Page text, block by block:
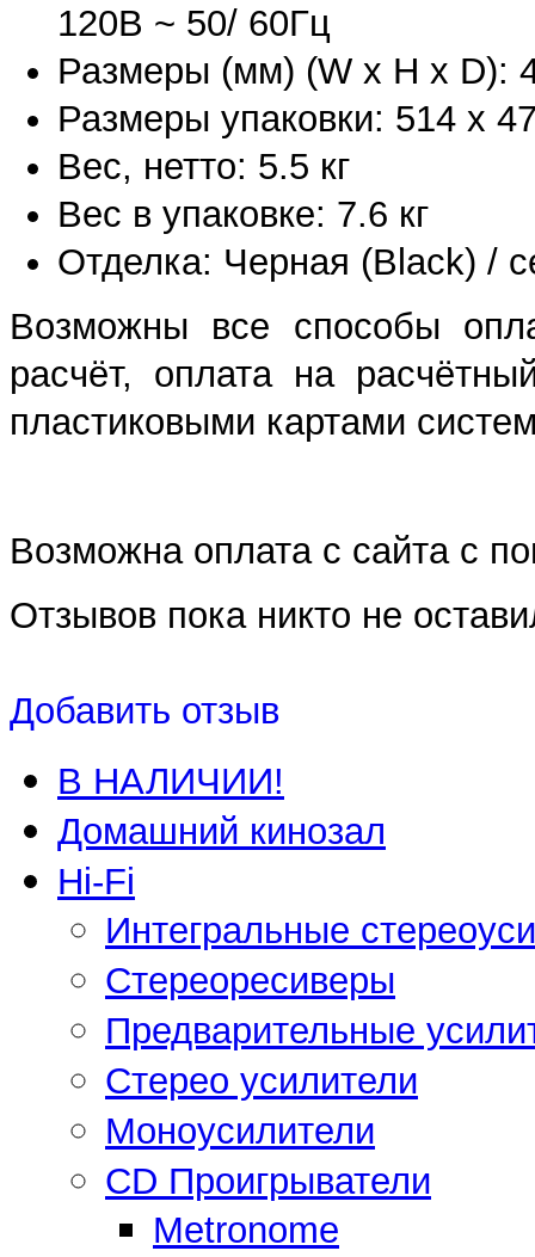
120В ~ 50/ 60Гц
Размеры (мм) (W x H x D):
Размеры упаковки: 514 х
Вес, нетто: 5.5 кг
Вес в упаковке: 7.6 кг
Отделка: Черная (Black) /
Возможны все способы
расчёт, оплата на
пластиковыми картами
Возможна оплата с сайта с
Отзывов пока никто не
Добавить отзыв
В НАЛИЧИИ!
Домашний кинозал
Hi-Fi
Интегральные
Стереоресиверы
Предварительные
Стерео усилители
Моноусилители
CD Проигрыватели
Metronome